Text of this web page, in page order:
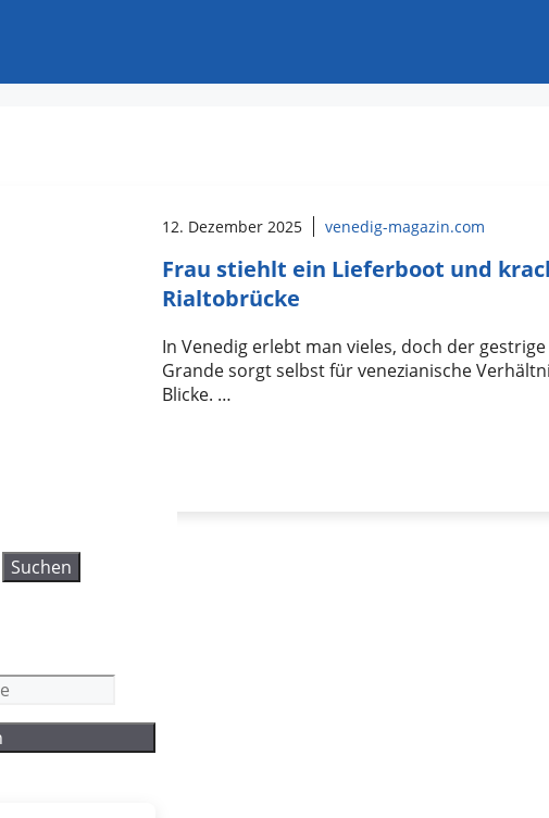
12. Dezember 2025 venedig-magazin.com
Frau stiehlt ein Lieferboot und
Rialtobrücke
In Venedig erlebt man vieles, doch der
Grande sorgt selbst für venezianische
Blicke. …
Suchen